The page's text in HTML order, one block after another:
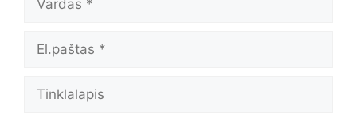
El.paštas
Tinklalapis